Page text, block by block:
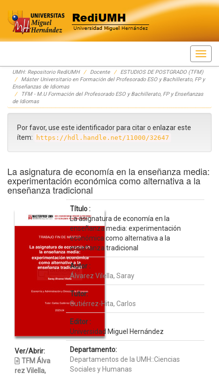
Skip
navigation
UMH: Repositorio RediUMH Docente
ESTUDIOS DE POSTGRADO (TFM)
Máster Universitario en Formación del Profesorado ESO y Bachillerato, FP y
Enseñanzas de Idiomas
TFM - M.U Formación del Profesorado ESO y Bachillerato, FP y Enseñanzas
de Idiomas
Por favor, use este identificador para citar o enlazar este
ítem:
https://hdl.handle.net/11000/32647
La asignatura de economía en la enseñanza media:
experimentación económica como alternativa a la
enseñanza tradicional
Ver/Abrir:
TFM Álva
rez Vilella,
Título :
La asignatura de economía en la
enseñanza media: experimentación
económica como alternativa a la
enseñanza tradicional
Autor :
Álvarez Vilella, Saray
Tutor:
Gutiérrez-Hita, Carlos
Editor :
Universidad Miguel Hernández
Departamento:
Departamentos de la UMH::Ciencias
Sociales y Humanas